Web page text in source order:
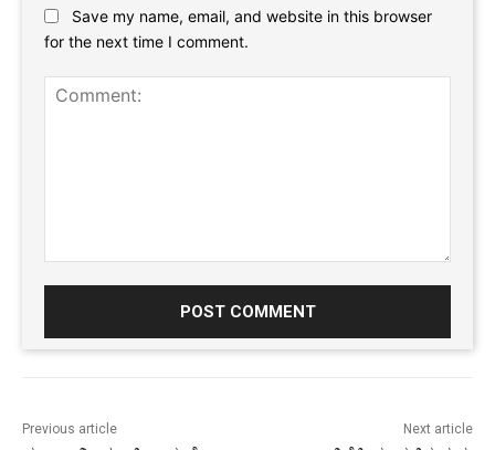
Save my name, email, and website in this browser
for the next time I comment.
Previous article Next article